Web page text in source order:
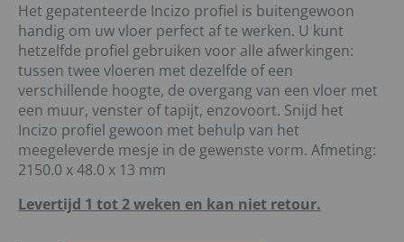
Het gepatenteerde Incizo profiel is buitengewoon
handig om uw vloer perfect af te werken. U kunt
hetzelfde profiel gebruiken voor alle afwerkingen:
tussen twee vloeren met dezelfde of een
verschillende hoogte, de overgang van een vloer met
een muur, venster of tapijt, enzovoort. Snijd het
Incizo profiel gewoon met behulp van het
meegeleverde mesje in de gewenste vorm. Afmeting:
2150.0 x 48.0 x 13 mm
Levertijd 1 tot 2 weken en kan niet retour.